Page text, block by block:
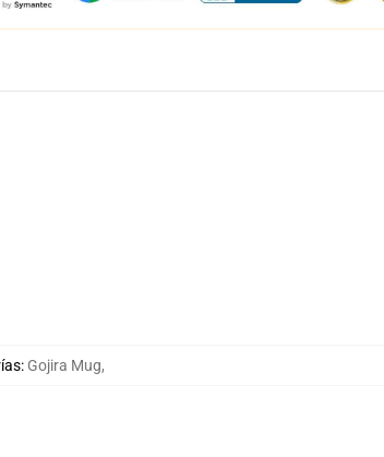
: Gojira Mug,